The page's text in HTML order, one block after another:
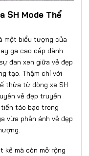
SH Mode Thể
một biểu tượng của
ga cao cấp dành
đan xen giữa vẻ đẹp
tạo. Thậm chí với
thừa từ dòng xe SH
vẻ đẹp truyền
táo bạo trong
vừa phản ánh vẻ đẹp
kế mà còn mở rộng